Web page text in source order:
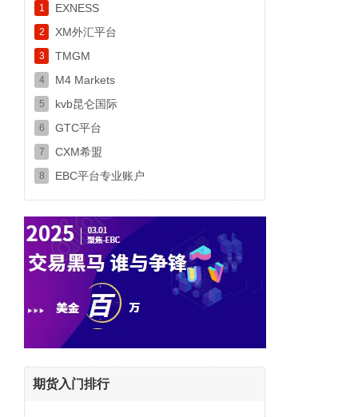
1 EXNESS
2 XM外汇平台
3 TMGM
4 M4 Markets
5 kvb昆仑国际
6 GTC平台
7 CXM希盟
8 EBC平台专业账户
期货入门排行